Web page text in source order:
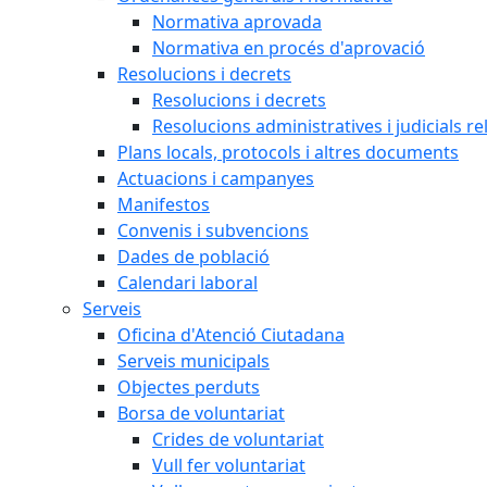
Normativa aprovada
Normativa en procés d'aprovació
Resolucions i decrets
Resolucions i decrets
Resolucions administratives i judicials
Plans locals, protocols i altres documents
Actuacions i campanyes
Manifestos
Convenis i subvencions
Dades de població
Calendari laboral
Serveis
Oficina d'Atenció Ciutadana
Serveis municipals
Objectes perduts
Borsa de voluntariat
Crides de voluntariat
Vull fer voluntariat